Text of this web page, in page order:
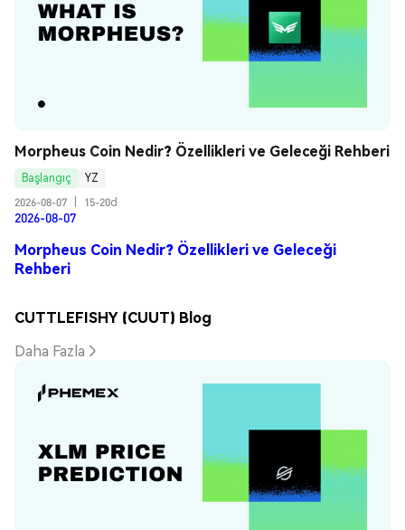
Morpheus Coin Nedir? Özellikleri ve Geleceği Rehberi
Başlangıç
YZ
2026-08-07
15-20d
2026-08-07
Morpheus Coin Nedir? Özellikleri ve Geleceği
Rehberi
CUTTLEFISHY (CUUT) Blog
Daha Fazla